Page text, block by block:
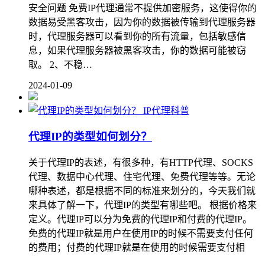
安全问题 免费IP代理通常不提供加密服务，这使得你的
数据易受黑客攻击，因为你的数据被传输到代理服务器
时，代理服务器可以看到你的所有流量，包括敏感信
息，如果代理服务器被黑客攻击，你的数据可能被窃
取。 2、不稳…
2024-01-09
IP代理科普
代理IP的类型如何划分？
关于代理IP的表述，有很多种，有HTTP代理、SOCKS
代理、数据中心代理、住宅代理、免费代理等等。无论
哪种表述，都是根据不同的标准来划分的，今天我们就
来具体了解一下，代理IP的类型有哪些吧。 根据价格来
定义。代理IP可以分为免费的代理IP和付费的代理IP。
免费的代理IP就是用户在使用IP的时候不需要支付任何
的费用；付费的代理IP就是在使用的时候需要支付相